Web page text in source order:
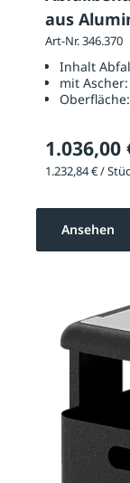
aus
Art-Nr. 346.370
Inhalt
mit Ascher:
Oberfläche:
1.036,00
Ansehen